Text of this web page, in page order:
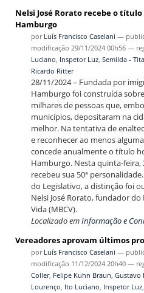
Nelsi José Rorato recebe o título
Hamburgo
por Luís Francisco Caselani —
modificação 29/11/2024 00h56 —
Luciano, Inspetor Luz, Semilda - Tita
Ricardo Ritter
28/11/2024 – Fundada por
Hamburgo foi construída
milhares de pessoas que,
municípios, depositaram na
melhor. Na tentativa de
e reconhecer ao menos
concede anualmente o título
Hamburgo. Nesta quinta-feira,
recebeu sua 50ª
do Legislativo, a distinção foi
Nelsi José Rorato, fundador
Vida (MBCV).
Localizado emInformação e
Vereadores aprovam últimos
por Luís Francisco Caselani —
modificação 11/12/2024 20h40 —
Coller, Felipe Kuhn Braun, Gustavo
Lourenço, Ito Luciano, Inspetor Luz,